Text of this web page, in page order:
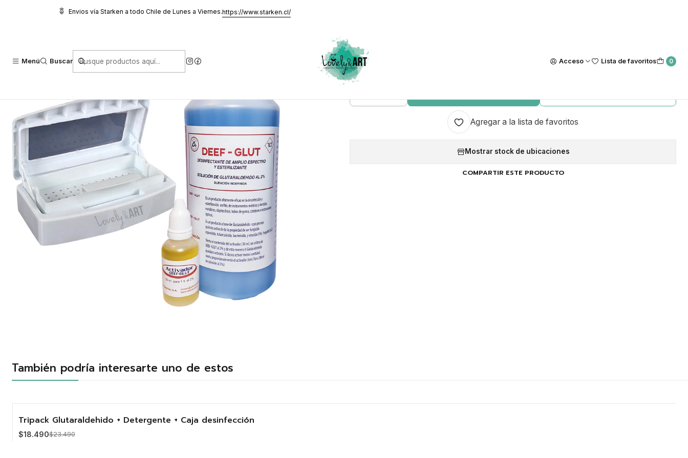
Menú Buscar Acceso Lista de favoritos 0
Envios vía Starken a todo Chile de Lunes a Viernes.https://www.starken.cl/
Higiene y Cuidado Desinfectantes Pack Glutaraldehido + Caja de Desinfección
Pack Glutaraldehido + Caja de
Desinfección
Cantidad
Agregar a la lista de favoritos
Mostrar stock de ubicaciones
COMPARTIR ESTE PRODUCTO
También podría interesarte uno de estos
-21%
Tripack Glutaraldehido + Detergente + Caja desinfección
$18.490$23.490